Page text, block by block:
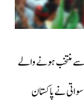
منتخب ہونے والے
نے پاکستان